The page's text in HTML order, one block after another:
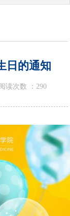
日的通知
次数 ： 290